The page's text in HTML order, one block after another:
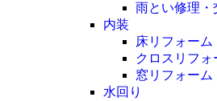
雨とい修理・
内装
床リフォーム
クロスリフォ
窓リフォーム
水回り